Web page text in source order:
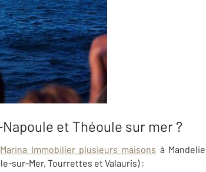
et Théoule sur mer ?
Immobilier plusieurs maisons à
sur-Mer, Tourrettes et Valauris) :